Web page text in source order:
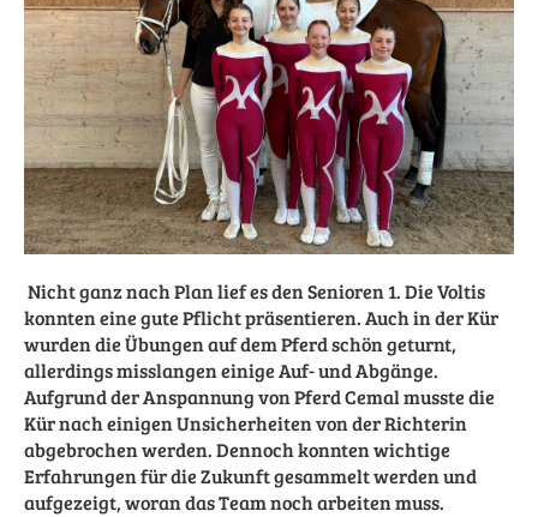
Nicht ganz nach Plan lief es den Senioren 1. Die Voltis
konnten eine gute Pflicht präsentieren. Auch in der Kür
wurden die Übungen auf dem Pferd schön geturnt,
allerdings misslangen einige Auf- und Abgänge.
Aufgrund der Anspannung von Pferd Cemal musste die
Kür nach einigen Unsicherheiten von der Richterin
abgebrochen werden. Dennoch konnten wichtige
Erfahrungen für die Zukunft gesammelt werden und
aufgezeigt, woran das Team noch arbeiten muss.